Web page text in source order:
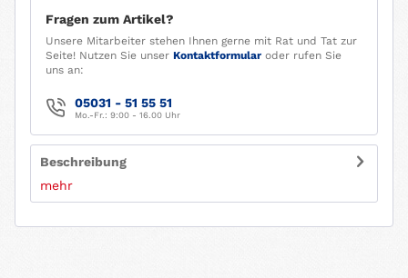
Fragen zum Artikel?
Unsere Mitarbeiter stehen Ihnen gerne mit Rat und Tat zur
Seite! Nutzen Sie unser Kontaktformular oder rufen Sie
uns an:
05031 - 51 55 51
Mo.-Fr.: 9:00 - 16.00 Uhr
Beschreibung
mehr